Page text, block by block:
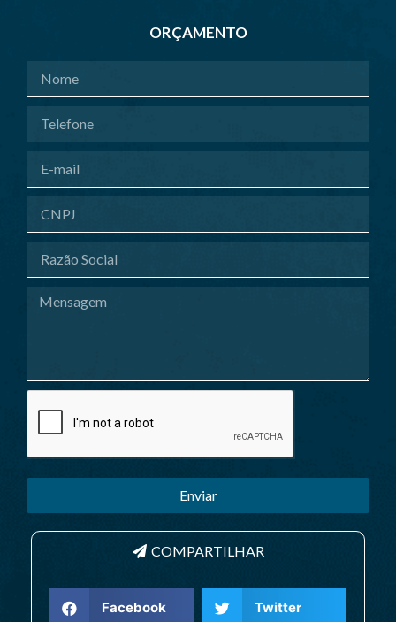
ORÇAMENTO
Enviar
COMPARTILHAR
Facebook Twitter